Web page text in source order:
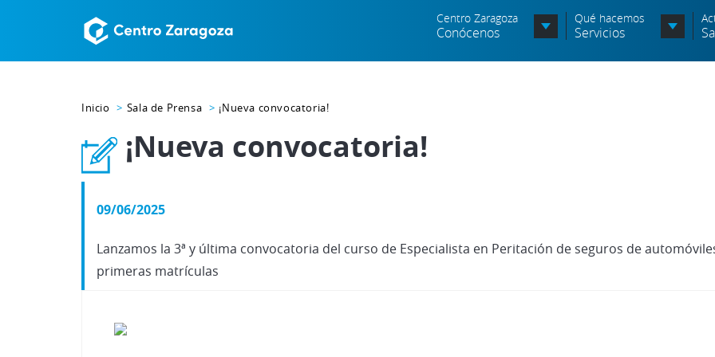
Centro Zaragoza
Conócenos
Qué hacemos
Servicios
Inicio Sala de Prensa ¡Nueva convocatoria!
¡Nueva convocatoria!
09/06/2025
Lanzamos la 3ª y última convocatoria del curso de Especialista en Peritación de seguros de
primeras matrículas